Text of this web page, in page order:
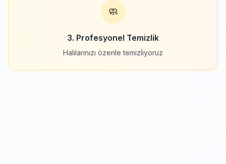
🧼
3. Profesyonel Temizlik
Halılarınızı özenle temizliyoruz